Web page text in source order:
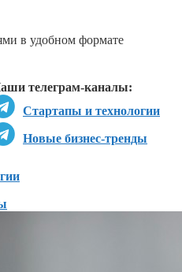
в удобном формате
телеграм-каналы:
Стартапы и технологии
Новые бизнес-тренды